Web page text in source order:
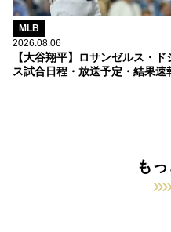
MLB
2026.08.06
【大谷翔平】ロサンゼルス・ド
ス試合日程・放送予定・結果速
も